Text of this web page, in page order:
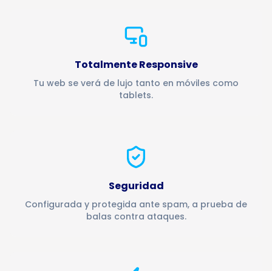
Totalmente Responsive
Tu web se verá de lujo tanto en móviles como
tablets.
Seguridad
Configurada y protegida ante spam, a prueba de
balas contra ataques.